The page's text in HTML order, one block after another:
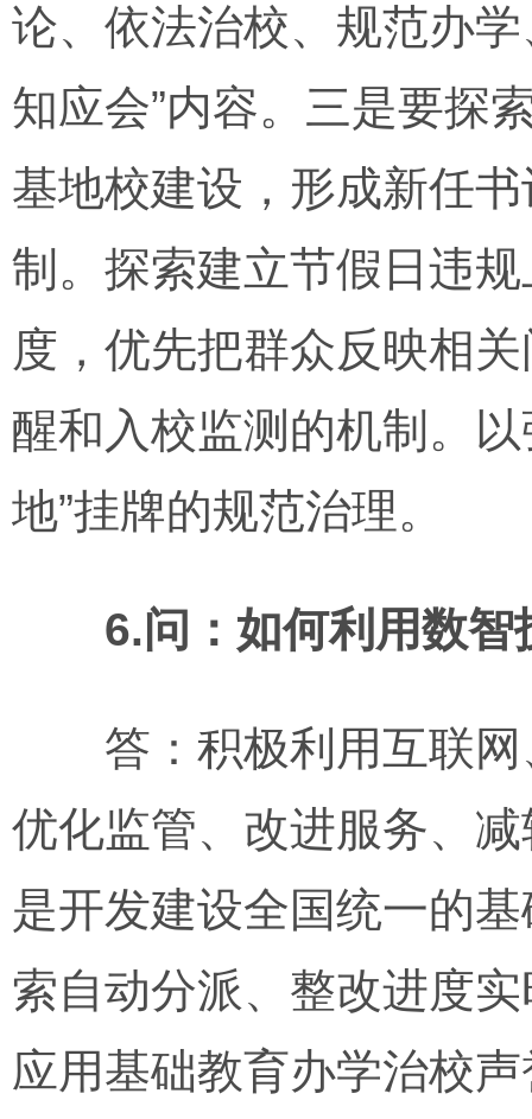
论、依法治校、规范办
知应会”内容。三是要探
基地校建设，形成新任
制。探索建立节假日违
度，优先把群众反映相
醒和入校监测的机制。
地”挂牌的规范治理。
6.问：如何利用数
答：积极利用互联网
优化监管、改进服务、
是开发建设全国统一的
索自动分派、整改进度
应用基础教育办学治校